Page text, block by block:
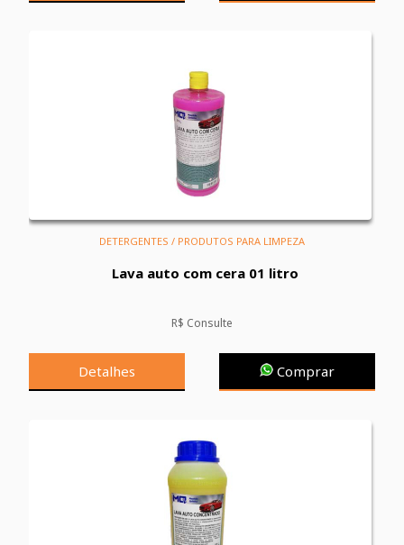
DETERGENTES / PRODUTOS PARA LIMPEZA
Lava auto com cera 01 litro
R$ Consulte
Detalhes Comprar